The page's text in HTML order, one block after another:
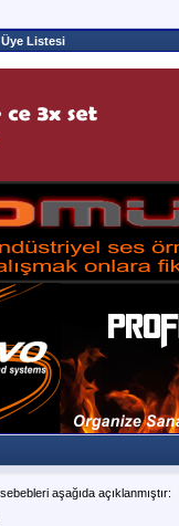
Üye Listesi
aşağıda açıklanmıştır: